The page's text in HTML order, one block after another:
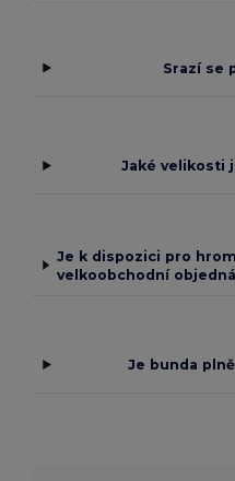
Srazí se
Jaké velikosti
Je k dispozici pro
velkoobchodní
Je bunda